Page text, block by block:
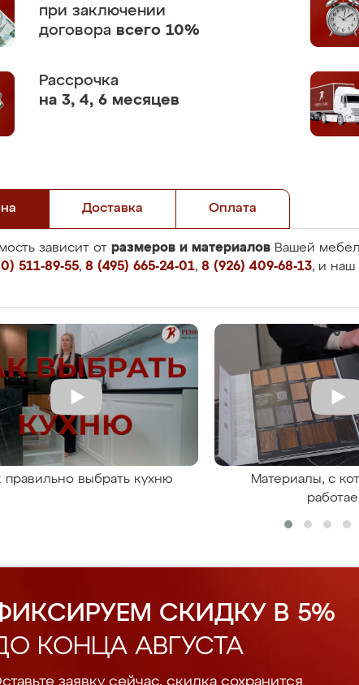
при заключении
договора всего 10%
Рассрочка
на 3, 4, 6 месяцев
Доставка Оплата
зависит от размеров и материалов Вашей
511-89-55, 8 (495) 665-24-01, 8 (926) 409-68-13, и наш
правильно выбрать кухню
Материалы, с
СКИДКУ В 5%
КОНЦА АВГУСТА
заявку сейчас, скидка сохранится.